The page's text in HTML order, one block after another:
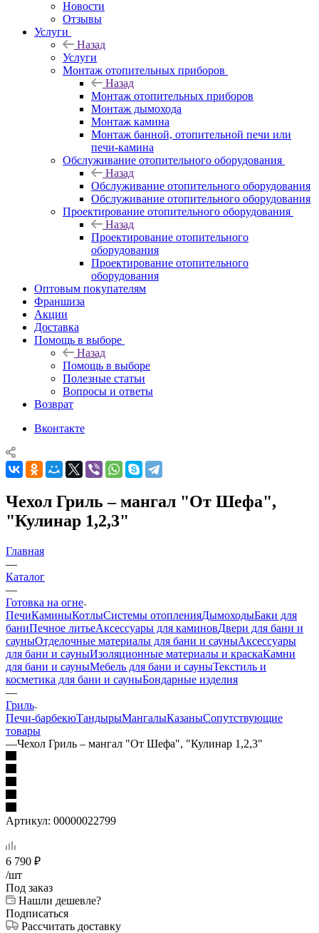
Новости
Отзывы
Услуги
Назад
Услуги
Монтаж отопительных приборов
Назад
Монтаж отопительных приборов
Монтаж дымохода
Монтаж камина
Монтаж банной, отопительной печи или
печи-камина
Обслуживание отопительного оборудования
Назад
Обслуживание отопительного оборудования
Обслуживание отопительного оборудования
Проектирование отопительного оборудования
Назад
Проектирование отопительного
оборудования
Проектирование отопительного
оборудования
Оптовым покупателям
Франшиза
Акции
Доставка
Помощь в выборе
Назад
Помощь в выборе
Полезные статьи
Вопросы и ответы
Возврат
Вконтакте
Чехол Гриль – мангал "От Шефа",
"Кулинар 1,2,3"
Главная
—
Каталог
—
Готовка на огне
ПечиКаминыКотлыСистемы отопленияДымоходыБаки для
баниПечное литьеАксессуары для каминовДвери для бани и
сауныОтделочные материалы для бани и сауныАксессуары
для бани и сауныИзоляционные материалы и краскаКамни
для бани и сауныМебель для бани и сауныТекстиль и
косметика для бани и сауныБондарные изделия
—
Гриль
Печи-барбекюТандырыМангалыКазаныСопутствующие
товары
—Чехол Гриль – мангал "От Шефа", "Кулинар 1,2,3"
Артикул: 00000022799
6 790 ₽
/шт
Под заказ
Нашли дешевле?
Подписаться
Рассчитать доставку